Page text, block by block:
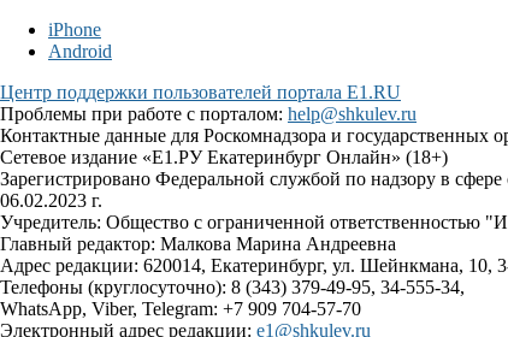
iPhone
Android
Центр поддержки пользователей портала E1.RU
Проблемы при работе с порталом: help@shkulev.ru
Контактные данные для Роскомнадзора и государственных
Сетевое издание «Е1.РУ Екатеринбург Онлайн» (18+)
Зарегистрировано Федеральной службой по надзору в
06.02.2023 г.
Учредитель: Общество с ограниченной
Главный редактор: Малкова Марина Андреевна
Адрес редакции: 620014, Екатеринбург, ул. Шейнкмана, 10,
Телефоны (круглосуточно): 8 (343) 379-49-95, 34-555-34,
WhatsApp, Viber, Telegram: +7 909 704-57-70
Электронный адрес редакции: e1@shkulev.ru